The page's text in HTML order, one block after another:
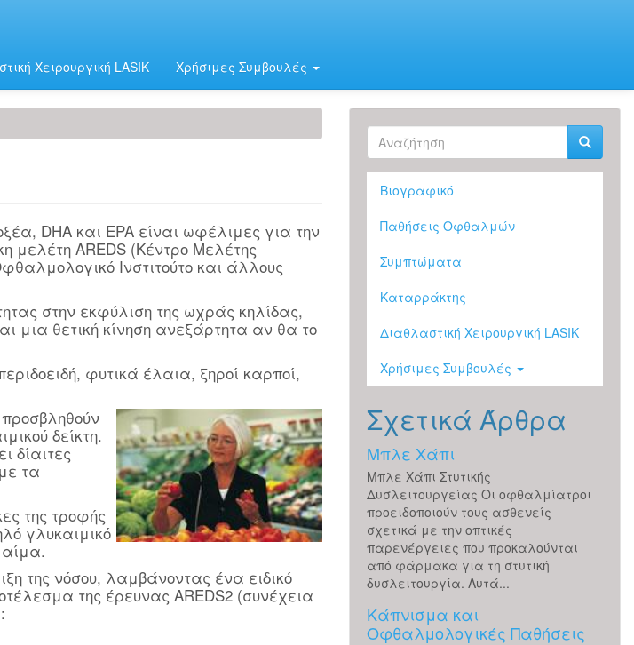
Χειρουργική LASIK Χρήσιμες Συμβουλές
DHA και EPA είναι ωφέλιμες για την
μελέτη AREDS (Κέντρο Μελέτης
Ινστιτούτο και άλλους
στην εκφύλιση της ωχράς κηλίδας,
μια θετική κίνηση ανεξάρτητα αν θα το
φυτικά έλαια, ξηροί καρποί,
δείκτη.
δίαιτες
τα
της τροφής
γλυκαιμικό
αίμα.
της νόσου, λαμβάνοντας ένα ειδικό
της έρευνας AREDS2 (συνέχεια
Φόρμα
αναζήτησης
Αναζήτηση
Βιογραφικό
Παθήσεις Οφθαλμών
Συμπτώματα
Καταρράκτης
Διαθλαστική Χειρουργική LASIK
Χρήσιμες Συμβουλές
Σχετικά Άρθρα
Μπλε Χάπι
Μπλε Χάπι Στυτικής
Δυσλειτουργείας Οι οφθαλμίατροι
προειδοποιούν τους ασθενείς
σχετικά με την οπτικές
παρενέργειες που προκαλούνται
από φάρμακα για τη στυτική
δυσλειτουργία. Αυτά...
Κάπνισμα και
Οφθαλμολογικές Παθήσεις